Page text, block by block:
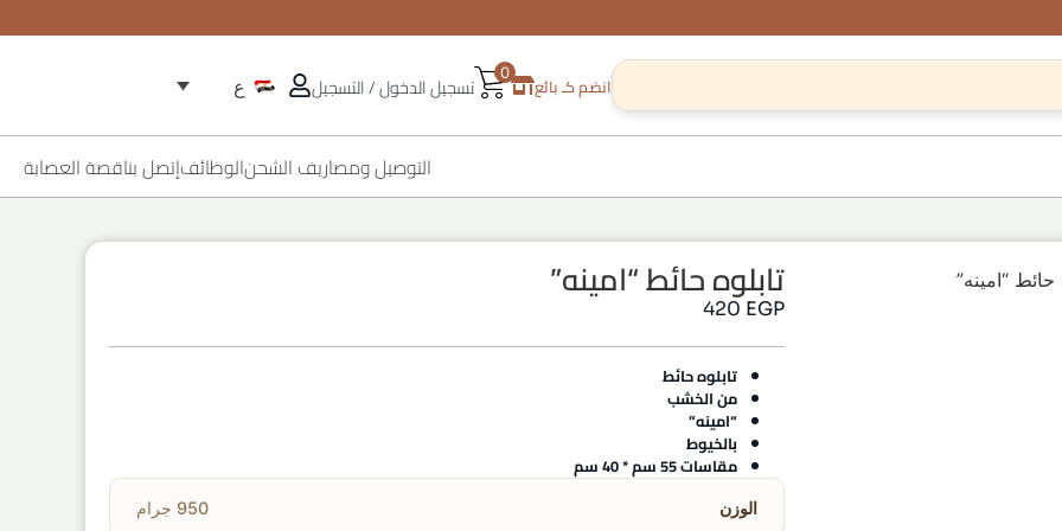
انضم كـ بائع 0 تسجيل الدخول / التسجيل ع
التوصيل ومصاريف الشحنالوظائفإتصل بناقصة العصابة
حائط “امينه” تابلوه حائط “امينه”
420 EGP
تابلوه حائط
من الخشب
“امينه”
بالخيوط
مقاسات 55 سم * 40 سم
الوزن 950 جرام